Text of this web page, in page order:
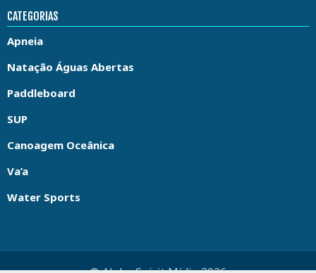
CATEGORIAS
Apneia
Natação Águas Abertas
Paddleboard
SUP
Canoagem Oceânica
Va’a
Water Sports